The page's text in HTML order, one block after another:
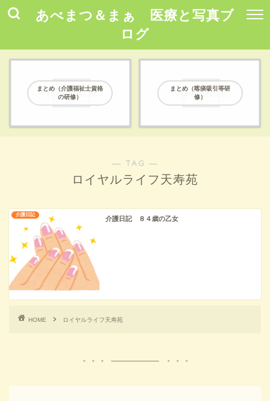
あべまつ＆まぁ 医療と写真ブ
ログ
まとめ（介護福祉士資格
の研修）
まとめ（喀痰吸引等研
修）
― TAG ―
ロイヤルライフ天寿苑
介護日記
介護日記 ８４歳の乙女
HOME ロイヤルライフ天寿苑